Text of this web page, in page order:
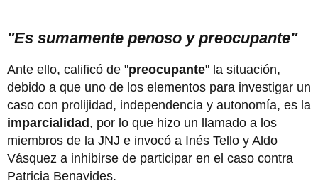
"Es sumamente penoso y preocupante"
Ante ello, calificó de "preocupante" la situación,
debido a que uno de los elementos para investigar un
caso con prolijidad, independencia y autonomía, es la
imparcialidad, por lo que hizo un llamado a los
miembros de la JNJ e invocó a Inés Tello y Aldo
Vásquez a inhibirse de participar en el caso contra
Patricia Benavides.